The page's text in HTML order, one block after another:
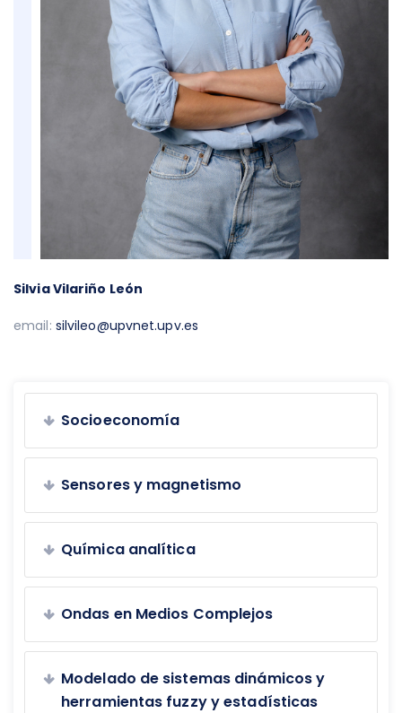
Silvia Vilariño León
email: silvileo@upvnet.upv.es
Socioeconomía
Sensores y magnetismo
Química analítica
Ondas en Medios Complejos
Modelado de sistemas dinámicos y
herramientas fuzzy y estadísticas